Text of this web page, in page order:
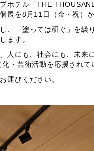
ホテル「THE
展を8月11日（金・祝）
、「塗っては研ぐ」を
ます。
人にも、社会にも、未来
・芸術活動を応援されて
運びください。